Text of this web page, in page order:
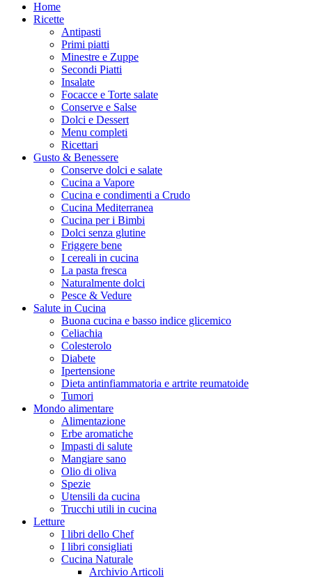
Home
Ricette
Antipasti
Primi piatti
Minestre e Zuppe
Secondi Piatti
Insalate
Focacce e Torte salate
Conserve e Salse
Dolci e Dessert
Menu completi
Ricettari
Gusto & Benessere
Conserve dolci e salate
Cucina a Vapore
Cucina e condimenti a Crudo
Cucina Mediterranea
Cucina per i Bimbi
Dolci senza glutine
Friggere bene
I cereali in cucina
La pasta fresca
Naturalmente dolci
Pesce & Vedure
Salute in Cucina
Buona cucina e basso indice glicemico
Celiachia
Colesterolo
Diabete
Ipertensione
Dieta antinfiammatoria e artrite reumatoide
Tumori
Mondo alimentare
Alimentazione
Erbe aromatiche
Impasti di salute
Mangiare sano
Olio di oliva
Spezie
Utensili da cucina
Trucchi utili in cucina
Letture
I libri dello Chef
I libri consigliati
Cucina Naturale
Archivio Articoli